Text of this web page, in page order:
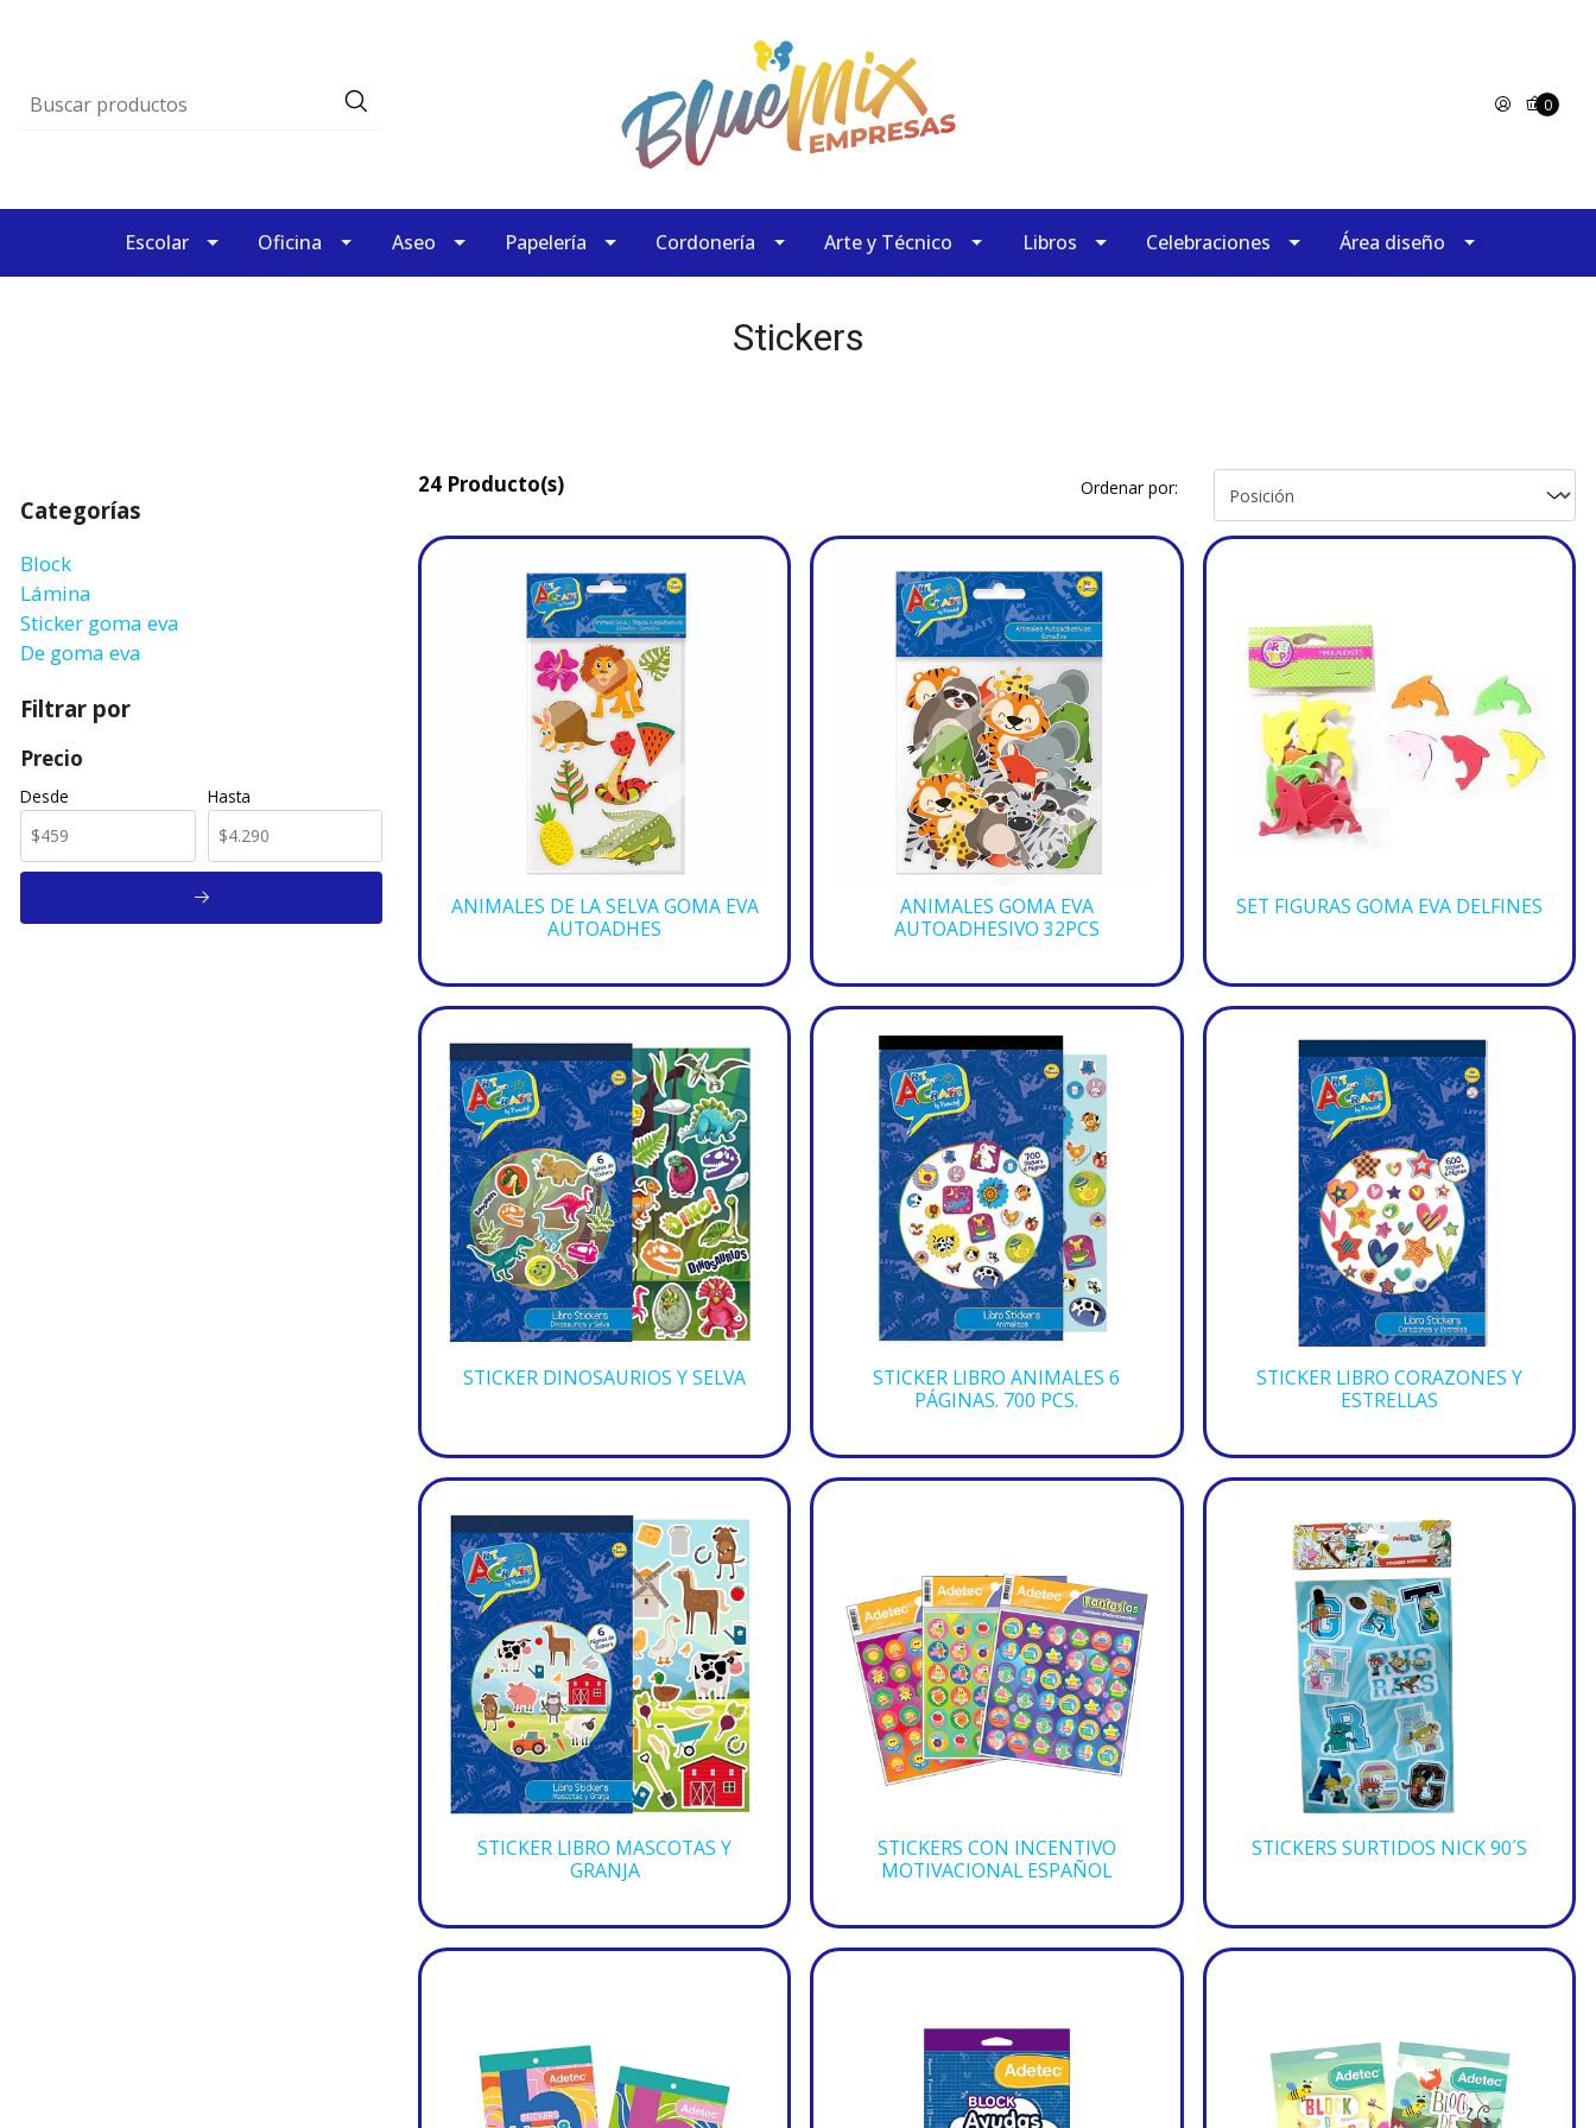
0
Escolar Oficina Aseo Papelería Cordonería Arte y Técnico Libros Celebraciones Área diseño
Stickers
Categorías
Block
Lámina
Sticker goma eva
De goma eva
Filtrar por
Precio
Desde Hasta
24 Producto(s) Ordenar por:
ANIMALES DE LA SELVA GOMA EVA
AUTOADHES
ANIMALES GOMA EVA
AUTOADHESIVO 32PCS
SET FIGURAS GOMA EVA DELFINES
STICKER DINOSAURIOS Y SELVA
STICKER LIBRO ANIMALES 6
PÁGINAS. 700 PCS.
STICKER LIBRO CORAZONES Y
ESTRELLAS
STICKER LIBRO MASCOTAS Y
GRANJA
STICKERS CON INCENTIVO
MOTIVACIONAL ESPAÑOL
STICKERS SURTIDOS NICK 90´S